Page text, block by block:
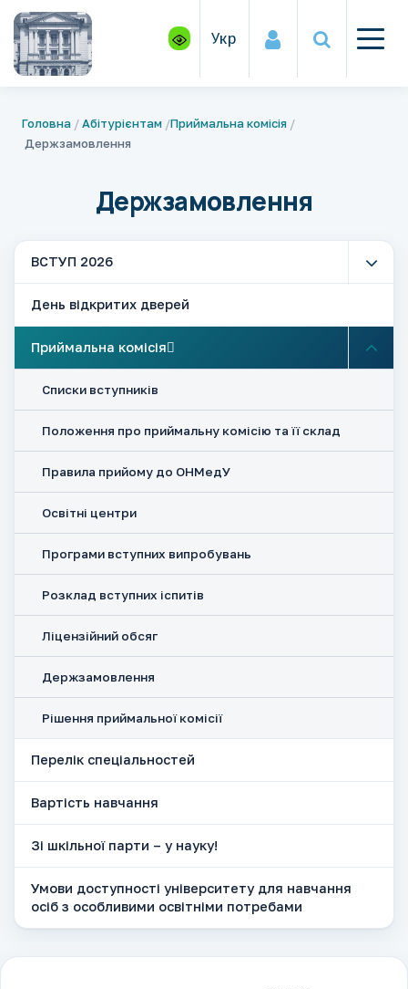
Укр
Головна Абітурієнтам Приймальна комісія
Держзамовлення
Держзамовлення
ВСТУП 2026
День відкритих дверей
Приймальна комісія
Списки вступників
Положення про приймальну комісію та її склад
Правила прийому до ОНМедУ
Освітні центри
Програми вступних випробувань
Розклад вступних іспитів
Ліцензійний обсяг
Держзамовлення
Рішення приймальної комісії
Перелік спеціальностей
Вартість навчання
Зі шкільної парти – у науку!
Умови доступності університету для навчання
осіб з особливими освітніми потребами